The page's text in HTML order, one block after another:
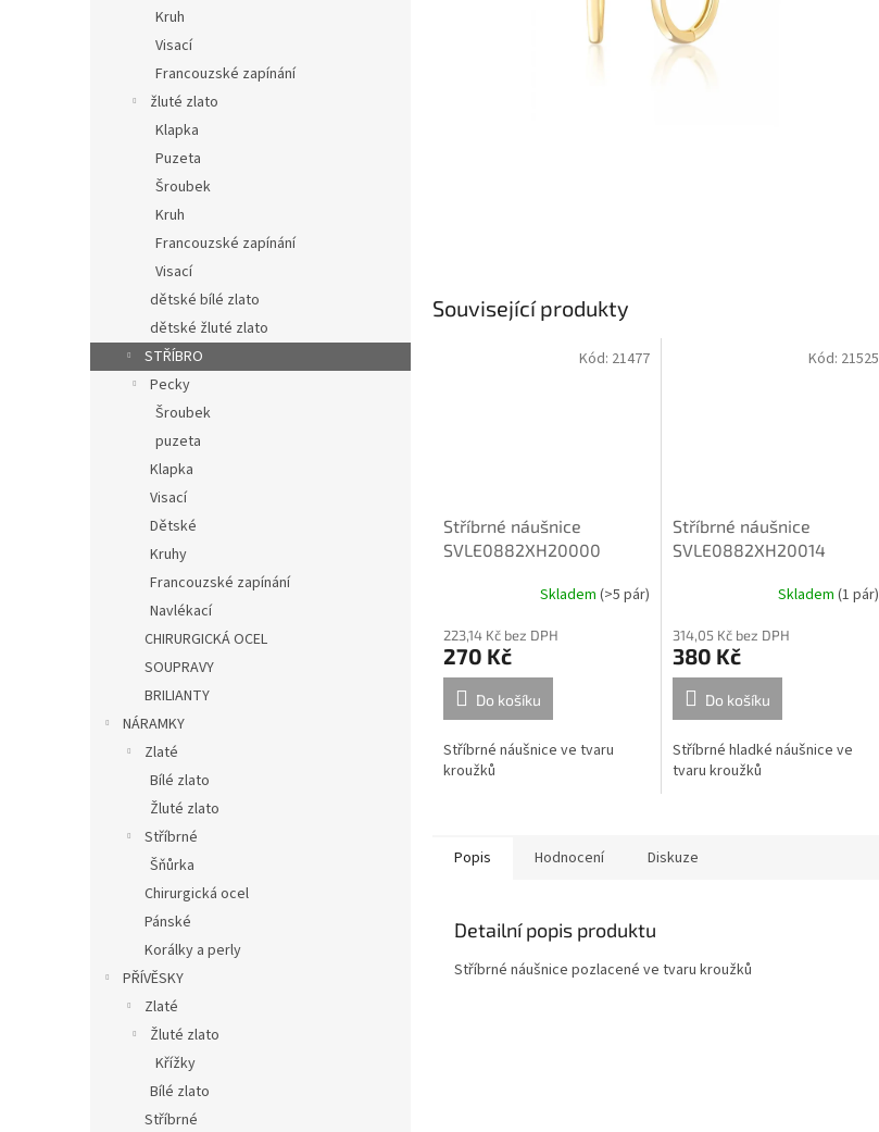
Kruh
Visací
Francouzské zapínání
žluté zlato
Klapka
Puzeta
Šroubek
Kruh
Francouzské zapínání
Visací
dětské bílé zlato
dětské žluté zlato
STŘÍBRO
Pecky
Šroubek
puzeta
Klapka
Visací
Dětské
Kruhy
Francouzské zapínání
Navlékací
CHIRURGICKÁ OCEL
SOUPRAVY
BRILIANTY
NÁRAMKY
Zlaté
Bílé zlato
Žluté zlato
Stříbrné
Šňůrka
Chirurgická ocel
Pánské
Korálky a perly
PŘÍVĚSKY
Zlaté
Žluté zlato
Křížky
Bílé zlato
Stříbrné
Související produkty
Stříbrné náušnice
SVLE0882XH20000
Skladem (>5 pár)
223,14 Kč bez DPH
270 Kč
Do košíku
Stříbrné náušnice ve tvaru
kroužků
Kód: 21477
Stříbrné náušnice
SVLE0882XH20014
Skladem (1 pár)
314,05 Kč bez DPH
380 Kč
Do košíku
Stříbrné hladké náušnice ve
tvaru kroužků
Kód: 21525
Popis Hodnocení Diskuze
Detailní popis produktu
Stříbrné náušnice pozlacené ve tvaru kroužků